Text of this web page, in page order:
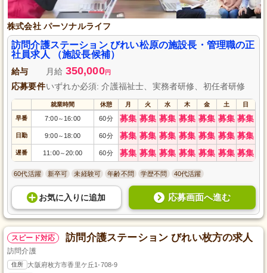
株式会社 パーソナルライフ
訪問介護ステーション びれい松原の施設長・管理職の正
社員求人 （施設長候補）
給与 月給 350,000円
応募要件いずれか必須: 介護福祉士、実務者研修、初任者研修
就業時間 休憩 月 火 水 木 金 土 日
早番 7:00～ 16:00 60分 募集 募集 募集 募集 募集 募集 募集
日勤 9:00～ 18:00 60分 募集 募集 募集 募集 募集 募集 募集
遅番 11:00～20:00 60分 募集 募集 募集 募集 募集 募集 募集
60代活躍 新卒可 未経験可 年齢不問 学歴不問 40代活躍
お気に入り に追加 応募画面へ進む
スピード対応 訪問介護ステーション びれい枚方の求人
訪問介護
住所 大阪府枚方市香里ケ丘1-708-9